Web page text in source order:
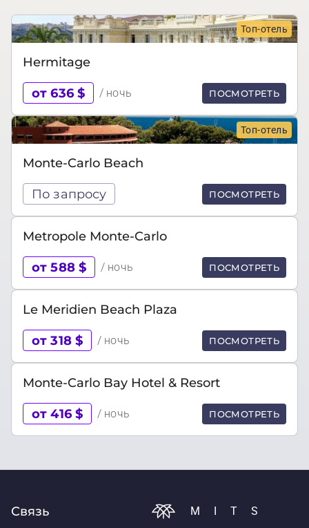
Топ-отель
Hermitage
от 636 $ / ночь ПОСМОТРЕТЬ
Топ-отель
Monte-Carlo Beach
По запросу ПОСМОТРЕТЬ
Metropole Monte-Carlo
от 588 $ / ночь ПОСМОТРЕТЬ
Le Meridien Beach Plaza
от 318 $ / ночь ПОСМОТРЕТЬ
Monte-Carlo Bay Hotel & Resort
от 416 $ / ночь ПОСМОТРЕТЬ
Связь MITS